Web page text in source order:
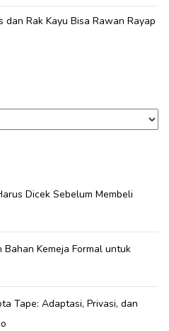
dan Rak Kayu Bisa Rawan Rayap
Dicek Sebelum Membeli
Bahan Kemeja Formal untuk
Tape: Adaptasi, Privasi, dan